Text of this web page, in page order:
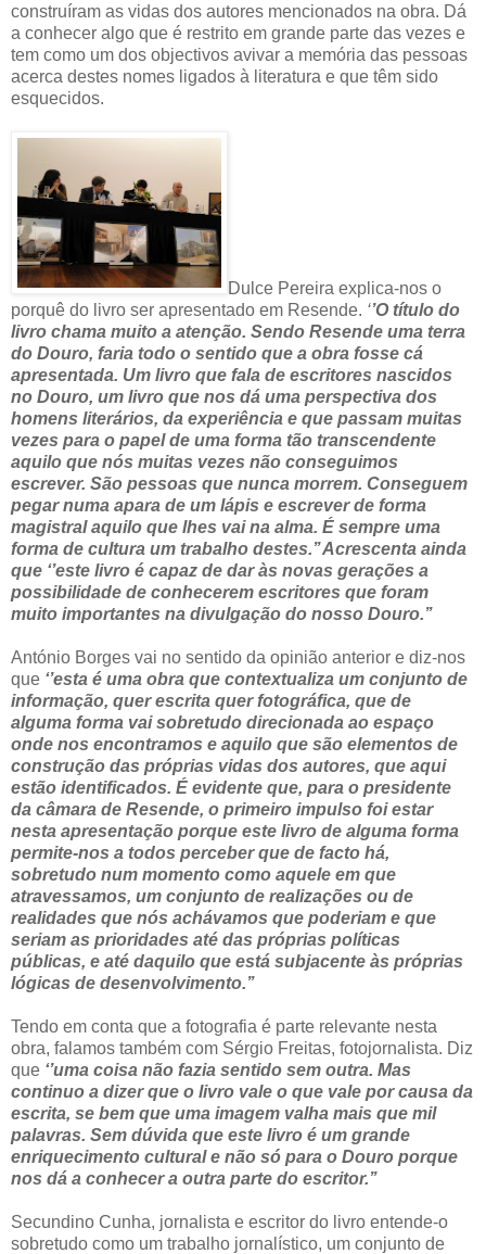
construíram as vidas dos autores mencionados na obra. Dá
a conhecer algo que é restrito em grande parte das vezes e
tem como um dos objectivos avivar a memória das pessoas
acerca destes nomes ligados à literatura e que têm sido
esquecidos.
Dulce Pereira explica-nos o
porquê do livro ser apresentado em Resende. ‘’O título do
livro chama muito a atenção. Sendo Resende uma terra
do Douro, faria todo o sentido que a obra fosse cá
apresentada. Um livro que fala de escritores nascidos
no Douro, um livro que nos dá uma perspectiva dos
homens literários, da experiência e que passam muitas
vezes para o papel de uma forma tão transcendente
aquilo que nós muitas vezes não conseguimos
escrever. São pessoas que nunca morrem. Conseguem
pegar numa apara de um lápis e escrever de forma
magistral aquilo que lhes vai na alma. É sempre uma
forma de cultura um trabalho destes.’’ Acrescenta ainda
que ‘’este livro é capaz de dar às novas gerações a
possibilidade de conhecerem escritores que foram
muito importantes na divulgação do nosso Douro.’’
António Borges vai no sentido da opinião anterior e diz-nos
que ‘’esta é uma obra que contextualiza um conjunto de
informação, quer escrita quer fotográfica, que de
alguma forma vai sobretudo direcionada ao espaço
onde nos encontramos e aquilo que são elementos de
construção das próprias vidas dos autores, que aqui
estão identificados. É evidente que, para o presidente
da câmara de Resende, o primeiro impulso foi estar
nesta apresentação porque este livro de alguma forma
permite-nos a todos perceber que de facto há,
sobretudo num momento como aquele em que
atravessamos, um conjunto de realizações ou de
realidades que nós achávamos que poderiam e que
seriam as prioridades até das próprias políticas
públicas, e até daquilo que está subjacente às próprias
lógicas de desenvolvimento.’’
Tendo em conta que a fotografia é parte relevante nesta
obra, falamos também com Sérgio Freitas, fotojornalista. Diz
que ‘’uma coisa não fazia sentido sem outra. Mas
continuo a dizer que o livro vale o que vale por causa da
escrita, se bem que uma imagem valha mais que mil
palavras. Sem dúvida que este livro é um grande
enriquecimento cultural e não só para o Douro porque
nos dá a conhecer a outra parte do escritor.’’
Secundino Cunha, jornalista e escritor do livro entende-o
sobretudo como um trabalho jornalístico, um conjunto de